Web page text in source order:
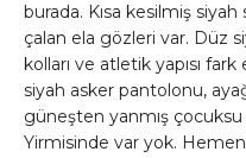
burada. Kısa kesilmiş siyah
çalan ela gözleri var. Düz
kolları ve atletik yapısı
siyah asker pantolonu,
güneşten yanmış çocuksu
Yirmisinde var yok. Hemen